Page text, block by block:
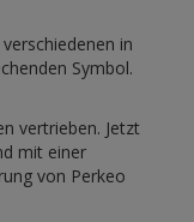
in
Symbol.
vertrieben. Jetzt
mit einer
von Perkeo